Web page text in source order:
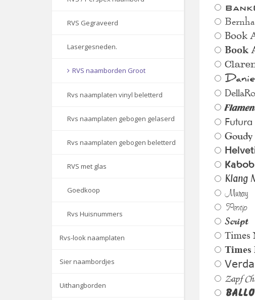
RVS Gegraveerd
Lasergesneden.
RVS naamborden Groot
Rvs naamplaten vinyl beletterd
Rvs naamplaten gebogen gelaserd
Rvs naamplaten gebogen beletterd
RVS met glas
Goedkoop
Rvs Huisnummers
Rvs-look naamplaten
Sier naambordjes
Uithangborden
Book
Book
Futura
Goudy
Klang
Muray
Pentip
Script
Times
Times
Zapf